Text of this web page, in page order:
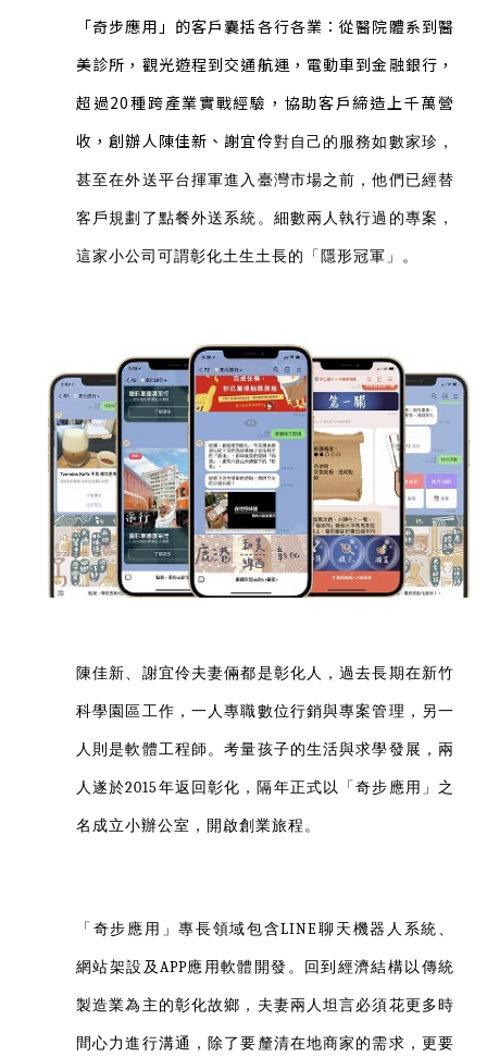
「奇步應用」的客戶囊括各行各業：從醫院體系到醫
美診所，觀光遊程到交通航運，電動車到金融銀行，
超過20種跨產業實戰經驗，協助客戶締造上千萬營
收，創辦人陳佳新、謝宜伶對自己的服務如數家珍，
甚至在外送平台揮軍進入臺灣市場之前，他們已經替
客戶規劃了點餐外送系統。細數兩人執行過的專案，
這家小公司可謂彰化土生土長的「隱形冠軍」。
陳佳新、謝宜伶夫妻倆都是彰化人，過去長期在新竹
科學園區工作，一人專職數位行銷與專案管理，另一
人則是軟體工程師。考量孩子的生活與求學發展，兩
人遂於2015年返回彰化，隔年正式以「奇步應用」之
名成立小辦公室，開啟創業旅程。
「奇步應用」專長領域包含LINE聊天機器人系統、
網站架設及APP應用軟體開發。回到經濟結構以傳統
製造業為主的彰化故鄉，夫妻兩人坦言必須花更多時
間心力進行溝通，除了要釐清在地商家的需求，更要